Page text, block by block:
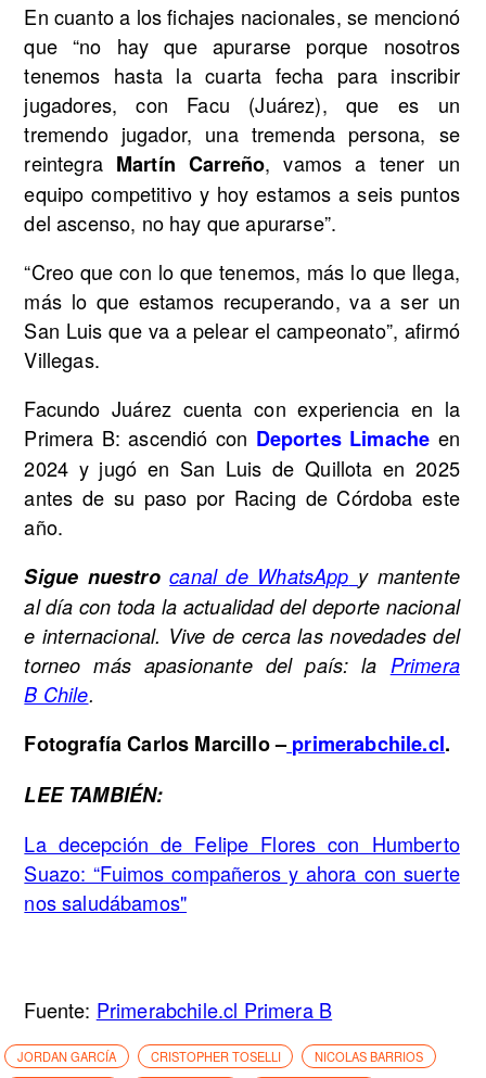
En cuanto a los fichajes nacionales, se mencionó
que “no hay que apurarse porque nosotros
tenemos hasta la cuarta fecha para inscribir
jugadores, con Facu (Juárez), que es un
tremendo jugador, una tremenda persona, se
reintegra Martín Carreño, vamos a tener un
equipo competitivo y hoy estamos a seis puntos
del ascenso, no hay que apurarse”.
“Creo que con lo que tenemos, más lo que llega,
más lo que estamos recuperando, va a ser un
San Luis que va a pelear el campeonato”, afirmó
Villegas.
Facundo Juárez cuenta con experiencia en la
Primera B: ascendió con Deportes Limache en
2024 y jugó en San Luis de Quillota en 2025
antes de su paso por Racing de Córdoba este
año.
Sigue nuestrocanal de WhatsApp y mantente
al día con toda la actualidad del deporte nacional
e internacional. Vive de cerca las novedades del
torneo más apasionante del país: la Primera
B Chile.
Fotografía Carlos Marcillo – primerabchile.cl.
LEE TAMBIÉN:
La decepción de Felipe Flores con Humberto
Suazo: “Fuimos compañeros y ahora con suerte
nos saludábamos"
Fuente: Primerabchile.cl Primera B
JORDAN GARCÍA CRISTOPHER TOSELLI NICOLAS BARRIOS